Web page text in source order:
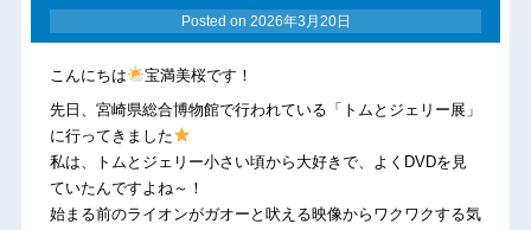
Posted on 2026年3月20日
こんにちは
宝満美桜です！
先日、宮崎県総合博物館で行われている「トムとジェリー展」
に行ってきました
私は、トムとジェリー小さい頃から大好きで、よくDVDを見
ていたんですよね～！
始まる前のライオンがガオーと吠える映像からワクワクする気